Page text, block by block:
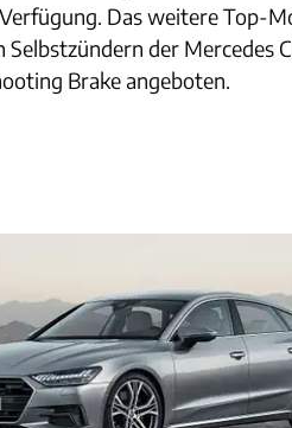
Das weitere Top-
der Mercedes
Brake angeboten.